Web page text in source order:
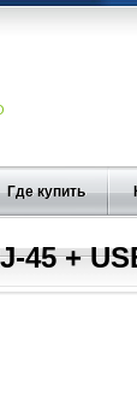
Где купить
45 +